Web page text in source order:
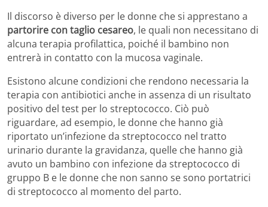
Il discorso è diverso per le donne che si apprestano a
partorire con taglio cesareo, le quali non necessitano di
alcuna terapia profilattica, poiché il bambino non
entrerà in contatto con la mucosa vaginale.
Esistono alcune condizioni che rendono necessaria la
terapia con antibiotici anche in assenza di un risultato
positivo del test per lo streptococco. Ciò può
riguardare, ad esempio, le donne che hanno già
riportato un’infezione da streptococco nel tratto
urinario durante la gravidanza, quelle che hanno già
avuto un bambino con infezione da streptococco di
gruppo B e le donne che non sanno se sono portatrici
di streptococco al momento del parto.